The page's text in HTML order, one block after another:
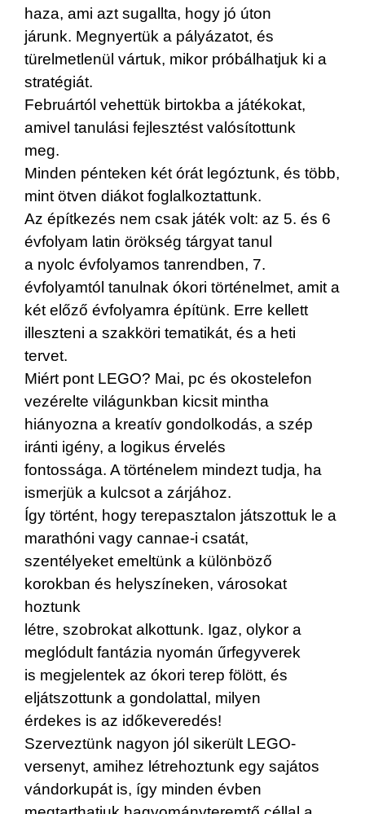
haza, ami azt sugallta, hogy jó úton
járunk. Megnyertük a pályázatot, és
türelmetlenül vártuk, mikor próbálhatjuk ki a
stratégiát.
Februártól vehettük birtokba a játékokat,
amivel tanulási fejlesztést valósítottunk
meg.
Minden pénteken két órát legóztunk, és több,
mint ötven diákot foglalkoztattunk.
Az építkezés nem csak játék volt: az 5. és 6
évfolyam latin örökség tárgyat tanul
a nyolc évfolyamos tanrendben, 7.
évfolyamtól tanulnak ókori történelmet, amit a
két előző évfolyamra építünk. Erre kellett
illeszteni a szakköri tematikát, és a heti
tervet.
Miért pont LEGO? Mai, pc és okostelefon
vezérelte világunkban kicsit mintha
hiányozna a kreatív gondolkodás, a szép
iránti igény, a logikus érvelés
fontossága. A történelem mindezt tudja, ha
ismerjük a kulcsot a zárjához.
Így történt, hogy terepasztalon játszottuk le a
marathóni vagy cannae-i csatát,
szentélyeket emeltünk a különböző
korokban és helyszíneken, városokat
hoztunk
létre, szobrokat alkottunk. Igaz, olykor a
meglódult fantázia nyomán űrfegyverek
is megjelentek az ókori terep fölött, és
eljátszottunk a gondolattal, milyen
érdekes is az időkeveredés!
Szerveztünk nagyon jól sikerült LEGO-
versenyt, amihez létrehoztunk egy sajátos
vándorkupát is, így minden évben